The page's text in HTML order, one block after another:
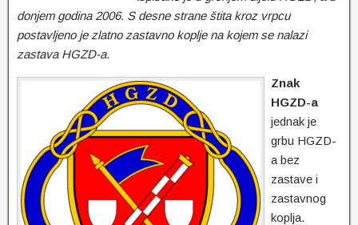
donjem godina 2006. S desne strane štita kroz vrpcu
postavljeno je zlatno zastavno koplje na kojem se nalazi
zastava HGZD-a.
Znak
HGZD-a
jednak je
grbu HGZD-
a bez
zastave i
zastavnog
koplja.